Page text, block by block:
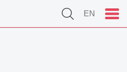
EN